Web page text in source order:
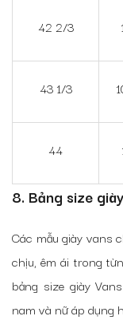
42 2/3
43 1/3
44
8. Bảng size
Các mẫu giày vans
chịu, êm ái trong
bảng size giày
nam và nữ áp dụng